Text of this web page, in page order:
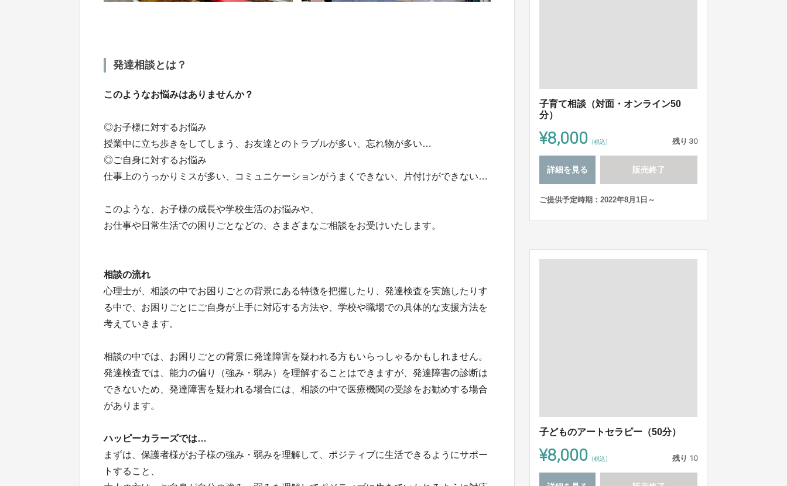
発達相談とは？
このようなお悩みはありませんか？
◎お子様に対するお悩み
授業中に立ち歩きをしてしまう、お友達とのトラブルが多い、忘れ物が多い…
◎ご自身に対するお悩み
仕事上のうっかりミスが多い、コミュニケーションがうまくできない、片付けができない…
このような、お子様の成長や学校生活のお悩みや、
お仕事や日常生活での困りごとなどの、さまざまなご相談をお受けいたします。
相談の流れ
心理士が、相談の中でお困りごとの背景にある特徴を把握したり、発達検査を実施したりす
る中で、お困りごとにご自身が上手に対応する方法や、学校や職場での具体的な支援方法を
考えていきます。
相談の中では、お困りごとの背景に発達障害を疑われる方もいらっしゃるかもしれません。
発達検査では、能力の偏り（強み・弱み）を理解することはできますが、発達障害の診断は
できないため、発達障害を疑われる場合には、相談の中で医療機関の受診をお勧めする場合
があります。
ハッピーカラーズでは…
まずは、保護者様がお子様の強み・弱みを理解して、ポジティブに生活できるようにサポー
トすること、
子育て相談（対面・オンライン50
分）
¥8,000 (税込) 残り 30
詳細を見る 販売終了
ご提供予定時期：2022年8月1日～
子どものアートセラピー（50分）
¥8,000 (税込) 残り 10